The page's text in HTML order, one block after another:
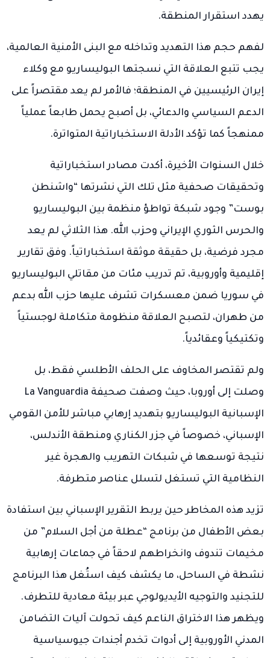
يهدد استقرار المنطقة.
لفهم حجم هذا التهديد وتداخله مع البنى الأمنية العالمية،
يجب تتبع العلاقة التي نسجتها البوليساريو مع وكلاء
إيران الرئيسيين في المنطقة؛ فالأمر لم يعد مقتصراً على
الدعم السياسي والدعائي، بل أصبح يحمل طابعاً عملياً
ممنهجاً كما تؤكد الأدلة الاستخباراتية المتواترة.
خلال السنوات الأخيرة، أكدت مصادر استخباراتية
وتحقيقات صحفية مثل تلك التي نشرتها “واشنطن
بوست” وجود شبكة تواطؤ منظمة بين البوليساريو
والحرس الثوري الإيراني وحزب الله. هذا الثلاثي لم يعد
مجرد فرضية، بل حقيقة موثقة استخباراتياً. وفق تقارير
إقليمية وأوروبية، تم تدريب مئات من مقاتلي البوليساريو
في سوريا ضمن معسكرات تشرف عليها حزب الله بدعم
من طهران، لتصبح العلاقة منظومة متكاملة لوجستياً
وتكتيكياً وعقائدياً.
ولم تقتصر المخاوف على الحلف الأطلسي فقط، بل
وصلت إلى أوروبا، حيث وصفت صحيفة La Vanguardia
الإسبانية البوليساريو بتهديد إرهابي مباشر للأمن القومي
الإسباني، خصوصاً في جزر الكناري ومنطقة الأندلس،
نتيجة توسعها في شبكات التهريب والهجرة غير
النظامية التي تستغل لتسلل عناصر متطرفة.
تزيد هذه المخاطر حين يربط التقرير الإسباني بين استفادة
بعض الأطفال من برنامج “عطلة من أجل السلام” من
مخيمات تندوف وانخراطهم لاحقاً في جماعات إرهابية
نشطة في الساحل، ما يكشف كيف استُغل هذا البرنامج
للتجنيد والتوجيه الأيديولوجي عبر بيئة معادية للتطرف.
ويظهر هذا الاختراق الناعم كيف تحولت آليات التضامن
المدني الأوروبية إلى أدوات تخدم أجندات جيوسياسية